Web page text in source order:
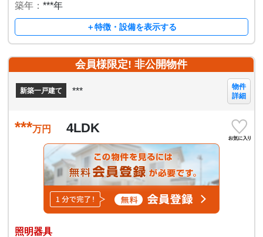
築年：***年
＋特徴・設備を表示する
会員様限定! 非公開物件
新築一戸建て ***
物件
詳細
***万円 4LDK
照明器具